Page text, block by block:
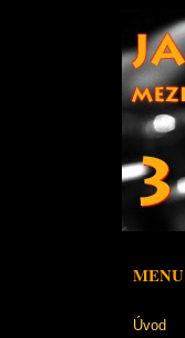
MENU
Úvod